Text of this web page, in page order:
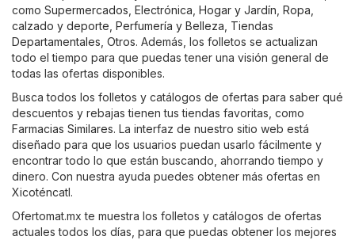
como Supermercados Electrónica Hogar y Jardín Ropa,
calzado y deporte Perfumería y Belleza Tiendas
Departamentales Otros. Además, los folletos se actualizan
todo el tiempo para que puedas tener una visión general de
todas las ofertas disponibles.
Busca todos los folletos y catálogos de ofertas para saber qué
descuentos y rebajas tienen tus tiendas favoritas, como
Farmacias Similares. La interfaz de nuestro sitio web está
diseñado para que los usuarios puedan usarlo fácilmente y
encontrar todo lo que están buscando, ahorrando tiempo y
dinero. Con nuestra ayuda puedes obtener más ofertas en
Xicoténcatl.
Ofertomat.mx te muestra los folletos y catálogos de ofertas
actuales todos los días, para que puedas obtener los mejores